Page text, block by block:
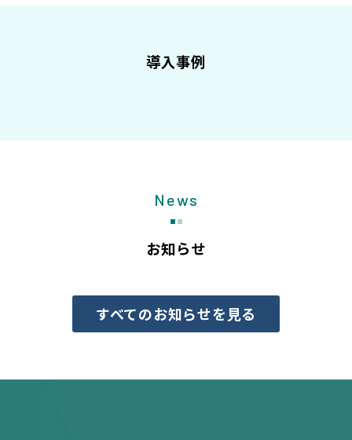
導入事例
News
お知らせ
すべてのお知らせを見る